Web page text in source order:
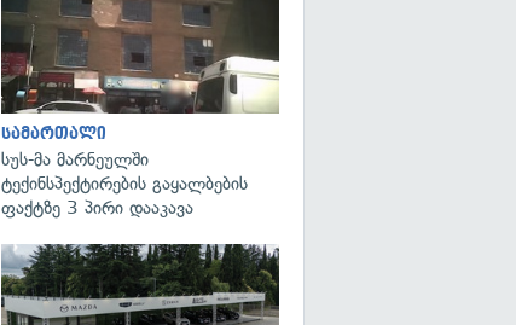
სამართალი
სუს-მა მარნეულში
ტექინსპექტირების გაყალბების
ფაქტზე 3 პირი დააკავა